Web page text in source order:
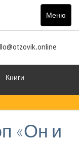
Меню
Toggle
Книги
«Он и